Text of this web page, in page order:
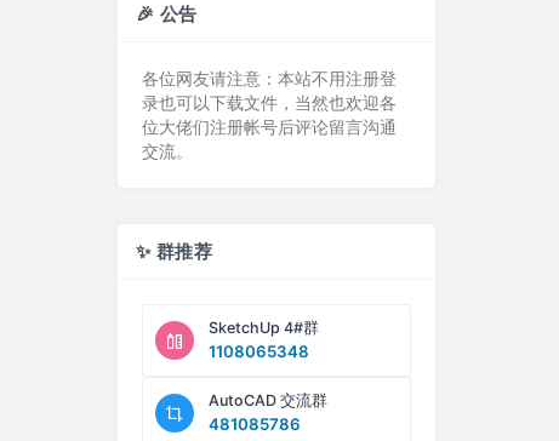
🎉 公告
各位网友请注意：本站不用注册登
录也可以下载文件，当然也欢迎各
位大佬们注册帐号后评论留言沟通
交流。
✨ 群推荐
SketchUp 4#群
1108065348
AutoCAD 交流群
481085786